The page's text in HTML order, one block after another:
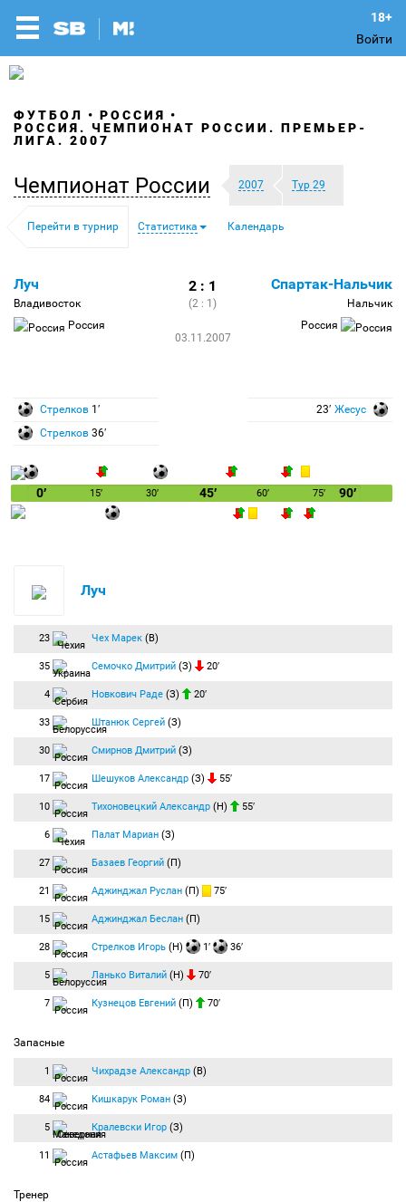
Войти
ФУТБОЛ
РОССИЯ
РОССИЯ. ЧЕМПИОНАТ РОССИИ. ПРЕМЬЕР-
ЛИГА. 2007
Чемпионат России 2007 Тур 29
Перейти в турнир Статистика Календарь
Луч
Владивосток
Россия
2 : 1
(2 : 1)
03.11.2007
Спартак-Нальчик
Нальчик
Россия
Стрелков 1′
Стрелков 36′
23′ Жесус
0′ 15′ 30′ 45′ 60′ 75′ 90′
Луч
23 Чех Марек (В)
35 Семочко Дмитрий (З) 20′
4 Новкович Раде (З) 20′
33 Штанюк Сергей (З)
30 Смирнов Дмитрий (З)
17 Шешуков Александр (З) 55′
10 Тихоновецкий Александр (Н) 55′
6 Палат Мариан (З)
27 Базаев Георгий (П)
21 Аджинджал Руслан (П) 75′
15 Аджинджал Беслан (П)
28 Стрелков Игорь (Н) 1′ 36′
5 Ланько Виталий (Н) 70′
7 Кузнецов Евгений (П) 70′
Запасные
1 Чихрадзе Александр (В)
84 Кишкарук Роман (З)
5 Кралевски Игор (З)
11 Астафьев Максим (П)
Тренер